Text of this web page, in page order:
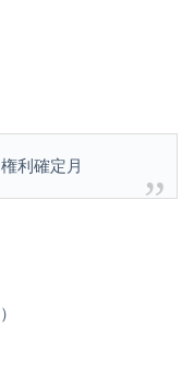
利確定月
）